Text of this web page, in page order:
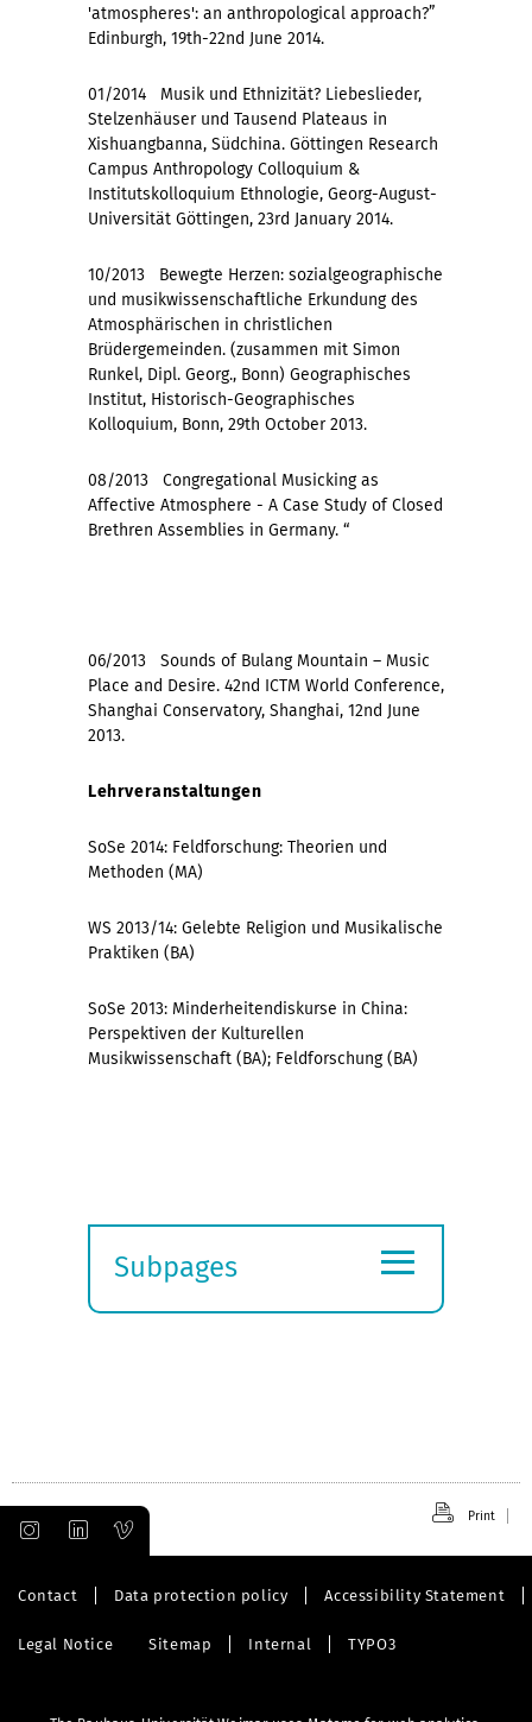
'atmospheres': an anthropological approach?”
Edinburgh, 19th-22nd June 2014.
01/2014 Musik und Ethnizität? Liebeslieder,
Stelzenhäuser und Tausend Plateaus in
Xishuangbanna, Südchina. Göttingen Research
Campus Anthropology Colloquium &
Institutskolloquium Ethnologie, Georg-August-
Universität Göttingen, 23rd January 2014.
10/2013 Bewegte Herzen: sozialgeographische
und musikwissenschaftliche Erkundung des
Atmosphärischen in christlichen
Brüdergemeinden. (zusammen mit Simon
Runkel, Dipl. Georg., Bonn) Geographisches
Institut, Historisch-Geographisches
Kolloquium, Bonn, 29th October 2013.
08/2013 Congregational Musicking as
Affective Atmosphere - A Case Study of Closed
Brethren Assemblies in Germany. “
06/2013 Sounds of Bulang Mountain – Music
Place and Desire. 42nd ICTM World Conference,
Shanghai Conservatory, Shanghai, 12nd June
2013.
Lehrveranstaltungen
SoSe 2014: Feldforschung: Theorien und
Methoden (MA)
WS 2013/14: Gelebte Religion und Musikalische
Praktiken (BA)
SoSe 2013: Minderheitendiskurse in China:
Perspektiven der Kulturellen
Musikwissenschaft (BA); Feldforschung (BA)
Subpages
≡
Print
Contact Data protection policy Accessibility Statement
Legal Notice Sitemap Internal TYPO3